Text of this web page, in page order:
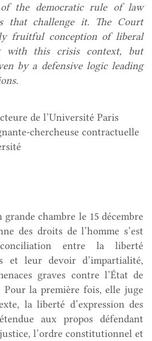
of the democratic rule of law
that challenge it. The Court
fruitful conception of liberal
with this crisis context, but
by a defensive logic leading
de l’Université Paris
chercheuse contractuelle
chambre le 15 décembre
des droits de l’homme s’est
entre la liberté
et leur devoir d’impartialité,
graves contre l’État de
la première fois, elle juge
la liberté d’expression des
aux propos défendant
l’ordre constitutionnel et